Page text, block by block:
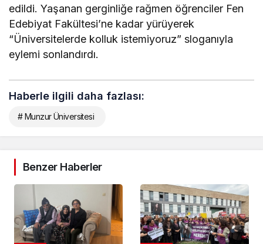
edildi. Yaşanan gerginliğe rağmen öğrenciler Fen
Edebiyat Fakültesi’ne kadar yürüyerek
“Üniversitelerde kolluk istemiyoruz” sloganıyla
eylemi sonlandırdı.
Haberle ilgili daha fazlası:
# Munzur Üniversitesi
Benzer Haberler